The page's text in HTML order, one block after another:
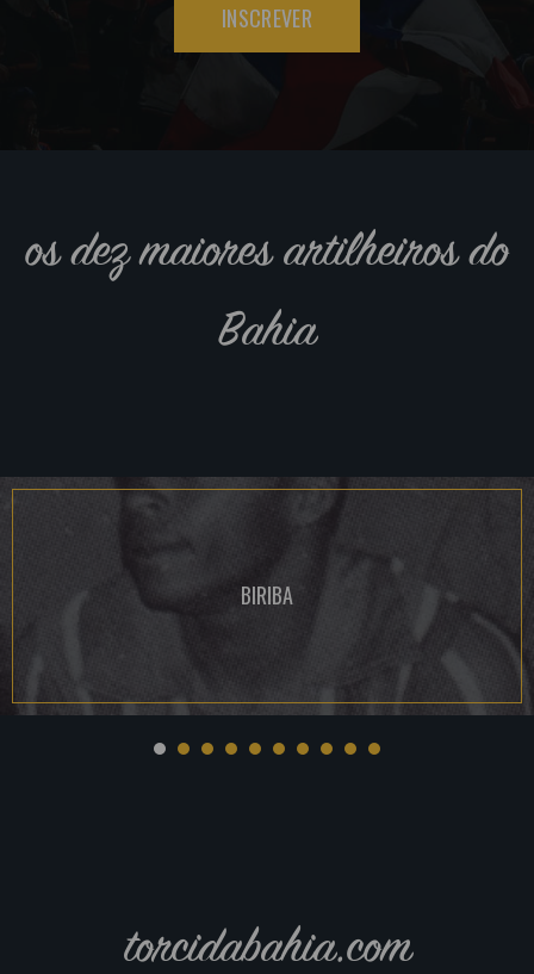
INSCREVER
os dez maiores artilheiros do
Bahia
BIRIBA
torcidabahia.com